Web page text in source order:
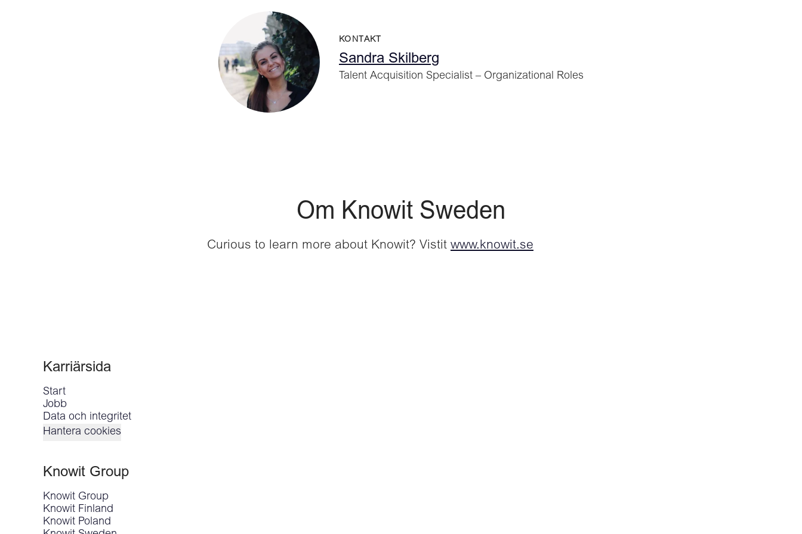
KONTAKT
Sandra Skilberg
Talent Acquisition Specialist – Organizational Roles
Om Knowit Sweden
Curious to learn more about Knowit? Vistit www.knowit.se
Karriärsida
Start
Jobb
Data och integritet
Hantera cookies
Knowit Group
Knowit Group
Knowit Finland
Knowit Poland